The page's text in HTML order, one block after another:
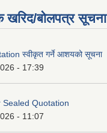
खरिद/बोलपत्र सूचना
स्वीकृत गर्ने आशयको सूचना
- 17:39
Sealed Quotation
- 11:07